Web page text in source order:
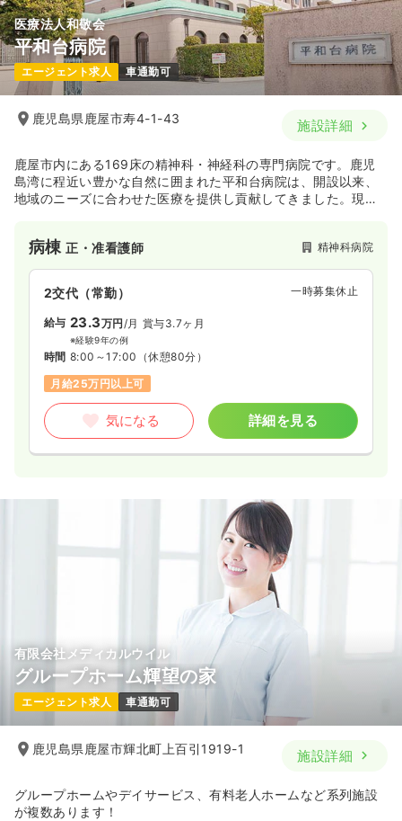
医療法人和敬会
平和台病院
エージェント求人 車通勤可
鹿児島県鹿屋市寿4-1-43 施設詳細
鹿屋市内にある169床の精神科・神経科の専門病院です。鹿児
島湾に程近い豊かな自然に囲まれた平和台病院は、開設以来、
地域のニーズに合わせた医療を提供し貢献してきました。現在
内では、介護老人保健施設や、グループホームも運営し、地域
と共に歩む「輪」を大事にした医療・在宅サービスに力を入れ
ています。
病棟正・准看護師 精神科病院
2交代（常勤） 一時募集休止
給与 23.3万円/月 賞与3.7ヶ月
※経験9年の例
時間 8:00～17:00 （休憩80分）
月給25万円以上可
気になる 詳細を見る
有限会社メディカルウイル
グループホーム輝望の家
エージェント求人 車通勤可
鹿児島県鹿屋市輝北町上百引1919-1 施設詳細
グループホームやデイサービス、有料老人ホームなど系列施設
が複数あります！